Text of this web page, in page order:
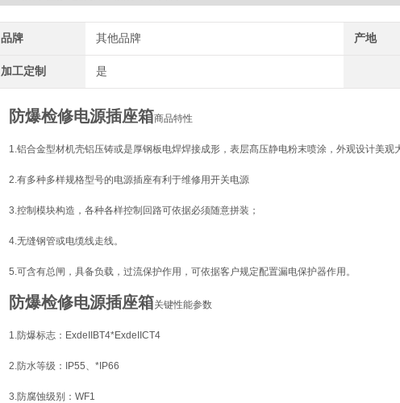
品牌 其他品牌 产地
加工定制 是
防爆检修电源插座箱商品特性
1.铝合金型材机壳铝压铸或是厚钢板电焊焊接成形，表层髙压静电粉末喷涂，外观设计美观
2.有多种多样规格型号的电源插座有利于维修用开关电源
3.控制模块构造，各种各样控制回路可依据必须随意拼装；
4.无缝钢管或电缆线走线。
5.可含有总闸，具备负载，过流保护作用，可依据客户规定配置漏电保护器作用。
防爆检修电源插座箱关键性能参数
1.防爆标志：ExdeIIBT4*ExdeIICT4
2.防水等级：IP55、*IP66
3.防腐蚀级别：WF1